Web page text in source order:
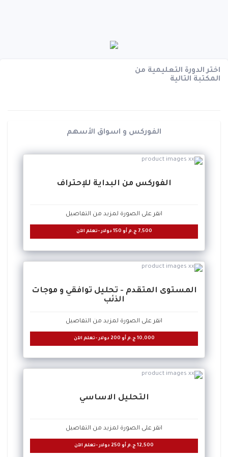
اختر الدورة التعليمية من
المكتبة التالية
الفوركس و اسواق الأسهم
الفوركس من البداية للإحتراف
انقر على الصورة لمزيد من التفاصيل
7,500 ج.م أو 150 دولار -تعلم الآن
المستوى المتقدم - تحليل توافقي و موجات
الذئب
انقر على الصورة لمزيد من التفاصيل
10,000 ج.م أو 200 دولار -تعلم الآن
التحليل الاساسي
انقر على الصورة لمزيد من التفاصيل
12,500 ج.م أو 250 دولار -تعلم الآن